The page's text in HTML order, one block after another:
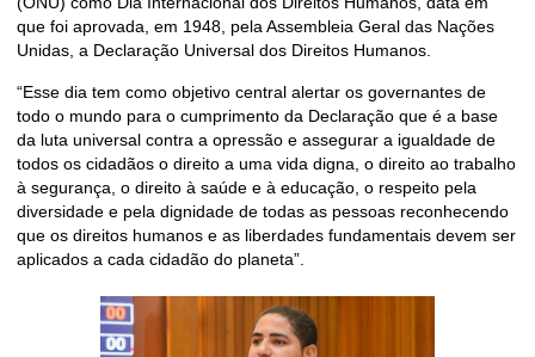
que foi aprovada, em 1948, pela Assembleia Geral das Nações
Unidas, a Declaração Universal dos Direitos Humanos.
“Esse dia tem como objetivo central alertar os governantes de
todo o mundo para o cumprimento da Declaração que é a base
da luta universal contra a opressão e assegurar a igualdade de
todos os cidadãos o direito a uma vida digna, o direito ao trabalho
à segurança, o direito à saúde e à educação, o respeito pela
diversidade e pela dignidade de todas as pessoas reconhecendo
que os direitos humanos e as liberdades fundamentais devem ser
aplicados a cada cidadão do planeta”.